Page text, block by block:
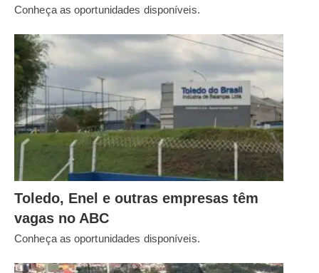
Conheça as oportunidades disponíveis.
Toledo, Enel e outras empresas têm
vagas no ABC
Conheça as oportunidades disponíveis.